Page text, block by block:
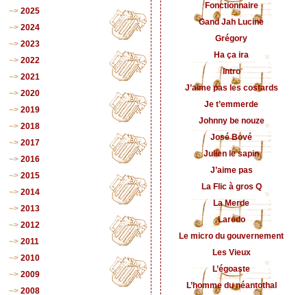
2025
2024
2023
2022
2021
2020
2019
2018
2017
2016
2015
2014
2013
2012
2011
2010
2009
2008
Fonctionnaire
Gand Jah Lucine
Grégory
Ha ça ira
Intro
J’aime pas les costards
Je t’emmerde
Johnny be nouze
José Bové
Julien le sapin
J’aime pas
La Flic à gros Q
La Merde
Laredo
Le micro du gouvernement
Les Vieux
L’égoaste
L’homme du néantothal